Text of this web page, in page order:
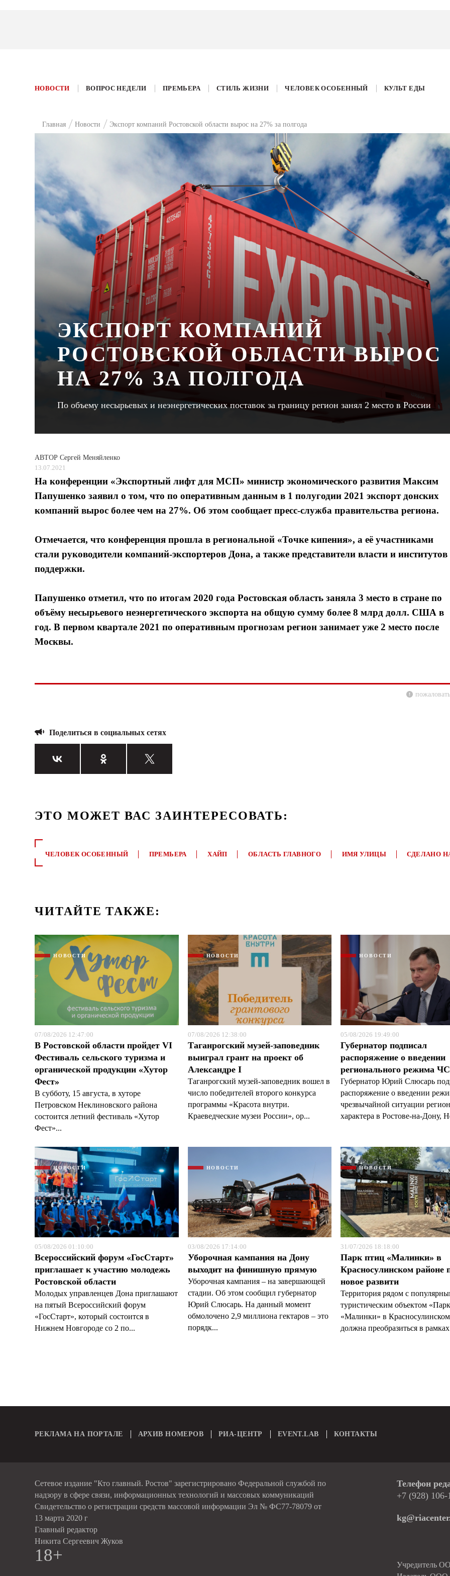
НОВОСТИ ВОПРОС НЕДЕЛИ ПРЕМЬЕРА СТИЛЬ ЖИЗНИ ЧЕЛОВЕК ОСОБЕННЫЙ КУЛЬТ ЕДЫ
Главная Новости Экспорт компаний Ростовской области вырос на 27% за полгода
ЭКСПОРТ КОМПАНИЙ
РОСТОВСКОЙ ОБЛАСТИ ВЫРОС
НА 27% ЗА ПОЛГОДА
По объему несырьевых и неэнергетических поставок за границу регион занял 2 место в России
АВТОР Сергей Меняйленко
13.07.2021
На конференции «Экспортный лифт для МСП» министр экономического развития Максим
Папушенко заявил о том, что по оперативным данным в 1 полугодии 2021 экспорт донских
компаний вырос более чем на 27%. Об этом сообщает пресс-служба правительства региона.
Отмечается, что конференция прошла в региональной «Точке кипения», а её участниками
стали руководители компаний-экспортеров Дона, а также представители власти и институтов
поддержки.
Папушенко отметил, что по итогам 2020 года Ростовская область заняла 3 место в стране по
объёму несырьевого неэнергетического экспорта на общую сумму более 8 млрд долл. США в
год. В первом квартале 2021 по оперативным прогнозам регион занимает уже 2 место после
Москвы.
Поделиться в социальных сетях
ЭТО МОЖЕТ ВАС ЗАИНТЕРЕСОВАТЬ:
ЧЕЛОВЕК ОСОБЕННЫЙ ПРЕМЬЕРА ХАЙП ОБЛАСТЬ ГЛАВНОГО ИМЯ УЛИЦЫ СДЕЛАНО
ЧИТАЙТЕ ТАКЖЕ:
НОВОСТИ
07/08/2026 12:47:00
В Ростовской области пройдет VI
Фестиваль сельского туризма и
органической продукции «Хутор
Фест»
В субботу, 15 августа, в хуторе
Петровском Неклиновского района
состоится летний фестиваль «Хутор
Фест»...
НОВОСТИ
07/08/2026 12:38:00
Таганрогский музей-заповедник
выиграл грант на проект об
Александре I
Таганрогский музей-заповедник вошел в
число победителей второго конкурса
программы «Красота внутри.
Краеведческие музеи России», ор...
НОВОСТИ
05/08/2026 19:49:00
Губернатор подписал
распоряжение о введении
регионального режима ЧС
Губернатор Юрий Слюсарь
распоряжение о введении
чрезвычайной ситуации
характера в Ростове-на-Дону,
НОВОСТИ
05/08/2026 01:10:00
Всероссийский форум «ГосСтарт»
приглашает к участию молодежь
Ростовской области
Молодых управленцев Дона приглашают
на пятый Всероссийский форум
«ГосСтарт», который состоится в
Нижнем Новгороде со 2 по...
НОВОСТИ
03/08/2026 17:14:00
Уборочная кампания на Дону
выходит на финишную прямую
Уборочная кампания – на завершающей
стадии. Об этом сообщил губернатор
Юрий Слюсарь. На данный момент
обмолочено 2,9 миллиона гектаров – это
порядк...
НОВОСТИ
31/07/2026 18:18:00
Парк птиц «Малинки» в
Красносулинском районе
новое развити
Территория рядом с
туристическим объектом
«Малинки» в
должна преобразиться в
Я согласен сполитикой конфиденциальности и защиты информации*
РЕКЛАМА НА ПОРТАЛЕ АРХИВ НОМЕРОВ РИА-ЦЕНТР EVENT.LAB КОНТАКТЫ
Сетевое издание "Кто главный. Ростов" зарегистрировано Федеральной службой по
надзору в сфере связи, информационных технологий и массовых коммуникаций
Свидетельство о регистрации средств массовой информации Эл № ФС77-78079 от
13 марта 2020 г
Главный редактор
Никита Сергеевич Жуков
18+
Телефон
+7 (928) 106-
Учредитель
Я согласен сполитикой конфиденциальности и защиты информации*